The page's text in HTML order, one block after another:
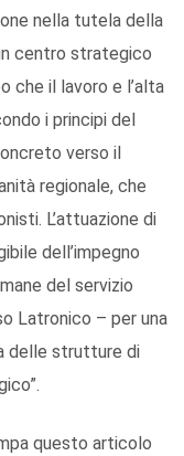
nella tutela della
centro strategico
che il lavoro e l’alta
i principi del
verso il
regionale, che
L’attuazione di
dell’impegno
del servizio
Latronico – per una
delle strutture di
questo articolo